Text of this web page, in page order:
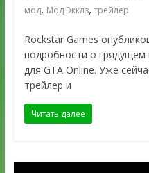
мод, Мод Экклз, трейлер
Rockstar Games
подробности о
для GTA Online. Уже
трейлер и
Читать далее